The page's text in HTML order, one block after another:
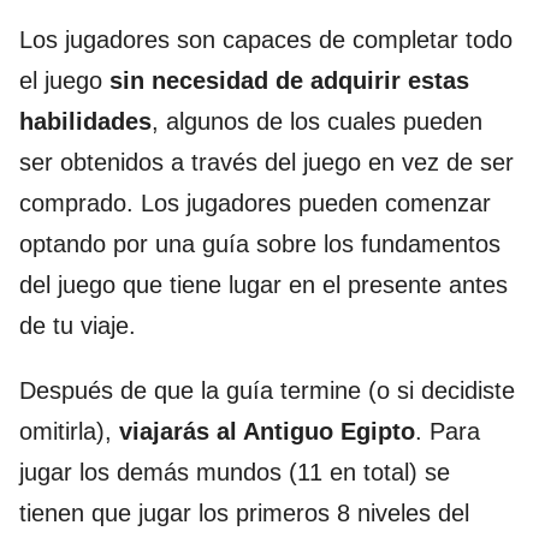
Los jugadores son capaces de completar todo
el juego sin necesidad de adquirir estas
habilidades, algunos de los cuales pueden
ser obtenidos a través del juego en vez de ser
comprado. Los jugadores pueden comenzar
optando por una guía sobre los fundamentos
del juego que tiene lugar en el presente antes
de tu viaje.
Después de que la guía termine (o si decidiste
omitirla), viajarás al Antiguo Egipto. Para
jugar los demás mundos (11 en total) se
tienen que jugar los primeros 8 niveles del